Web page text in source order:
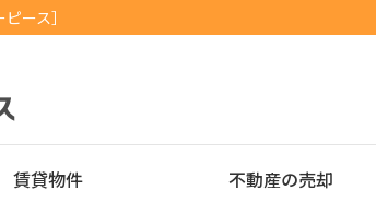
ース］
賃貸物件 不動産の売却